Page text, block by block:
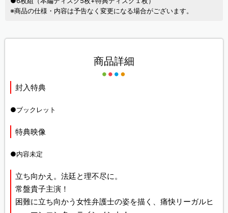
※商品の仕様・内容は予告なく変更になる場合がございます。
商品詳細
封入特典
●ブックレット
特典映像
●内容未定
立ち向かえ。法廷と理不尽に。
常盤貴子主演！
困難に立ち向かう女性弁護士の姿を描く、痛快リーガルヒ